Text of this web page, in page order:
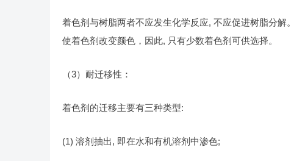
着色剂与树脂两者不应发生化学反应, 不应促进树脂分解
使着色剂改变颜色，因此, 只有少数着色剂可供选择。
（3）耐迁移性：
着色剂的迁移主要有三种类型:
(1) 溶剂抽出, 即在水和有机溶剂中渗色;